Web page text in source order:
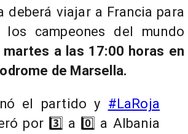
deberá viajar a Francia para
los campeones del mundo
a las 17:00 horas en
de Marsella.
el partido y #LaRoja
por 3️⃣ a 0️⃣ a Albania